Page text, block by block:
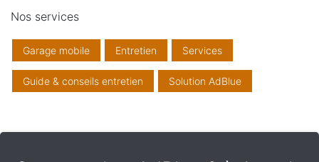
Nos services
Garage mobile Entretien Services
Guide & conseils entretien Solution AdBlue